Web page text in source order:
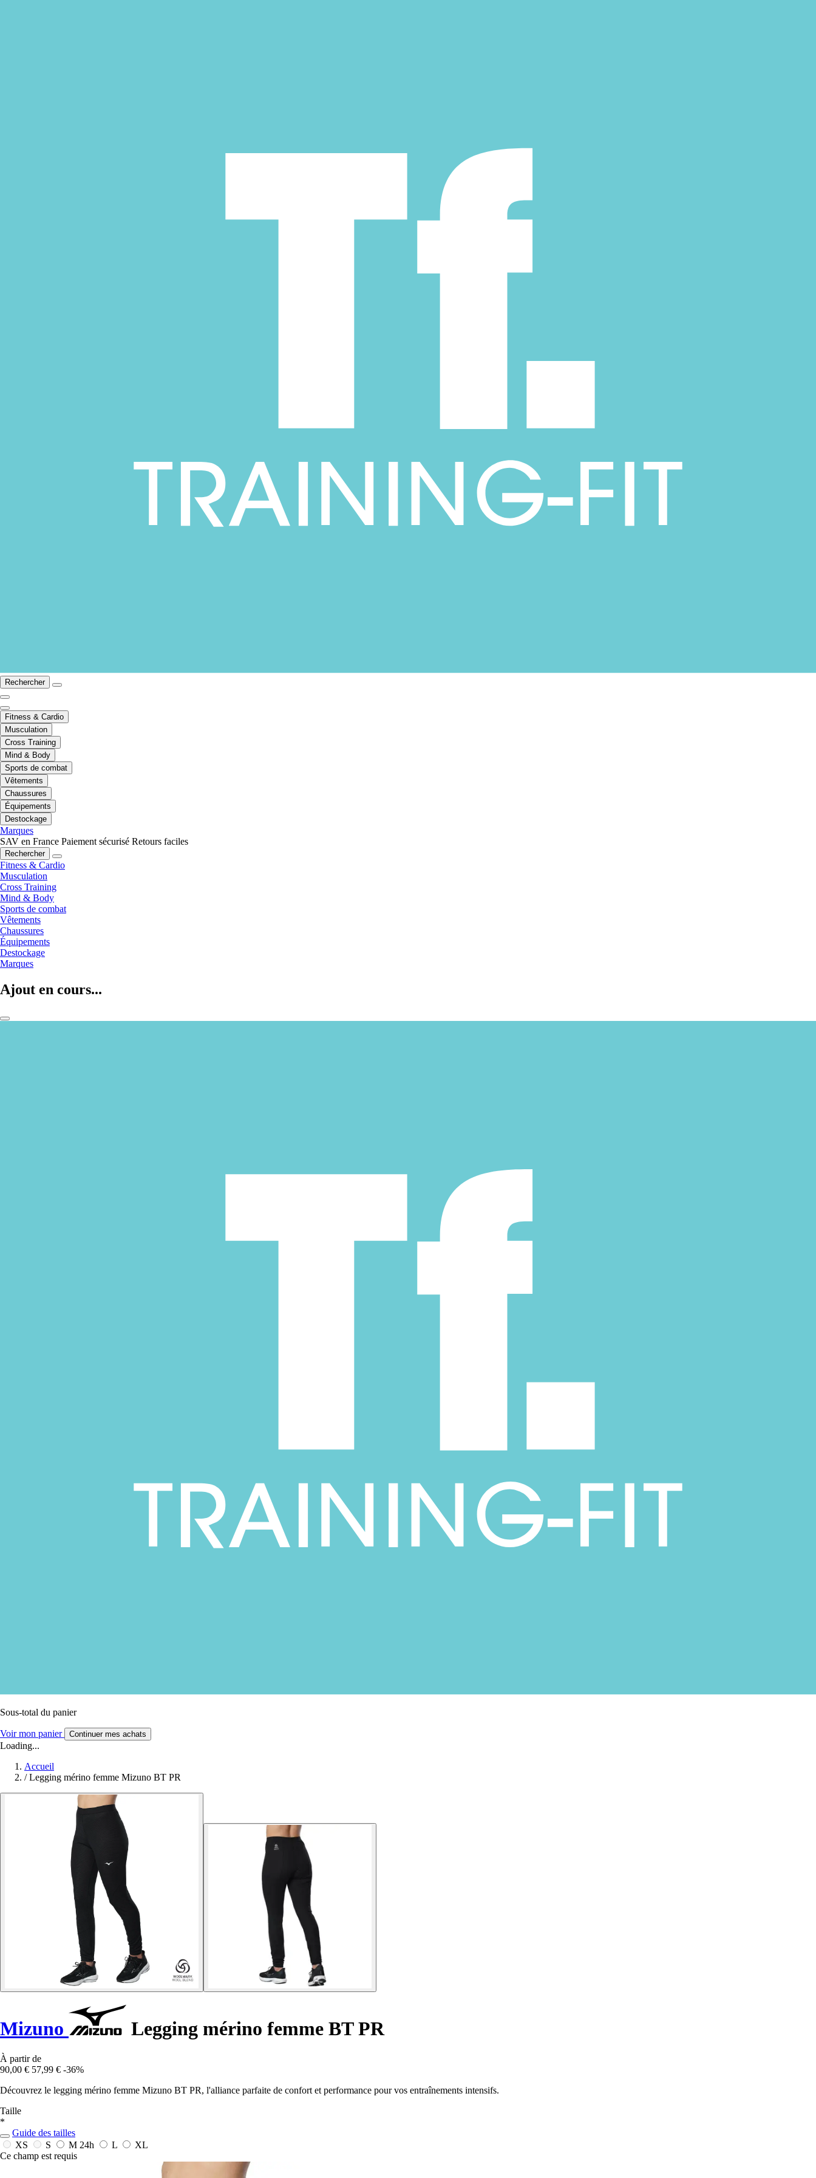
Rechercher
Fitness & Cardio
Musculation
Cross Training
Mind & Body
Sports de combat
Vêtements
Chaussures
Équipements
Destockage
Marques
SAV en France Paiement sécurisé Retours faciles
Rechercher
Fitness & Cardio
Musculation
Cross Training
Mind & Body
Sports de combat
Vêtements
Chaussures
Équipements
Destockage
Marques
Ajout en cours...
Sous-total du panier
Voir mon panier Continuer mes achats
Loading...
Accueil
/ Legging mérino femme Mizuno BT PR
Mizuno Legging mérino femme BT PR
À partir de
90,00 € 57,99 € -36%
Découvrez le legging mérino femme Mizuno BT PR, l'alliance parfaite de confort et performance pour vos entraînements intensifs.
Taille
*
Guide des tailles
XS
S M 24h L
XL
Ce champ est requis